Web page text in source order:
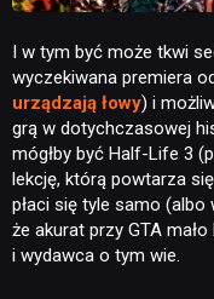
I w tym być może tkwi
wyczekiwana premiera
urządzają łowy) i
grą w dotychczasowej
mógłby być Half-Life 3
lekcję, którą powtarza
płaci się tyle samo (albo
że akurat przy GTA
i wydawca o tym wie.